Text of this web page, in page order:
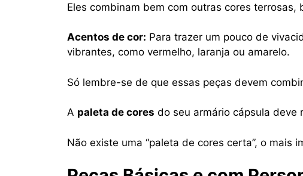
Eles combinam bem com outras cores
Acentos de cor: Para trazer um pouco de
vibrantes, como vermelho, laranja ou amarelo.
Só lembre-se de que essas peças devem
A paleta de cores do seu armário cápsula deve
Não existe uma “paleta de cores certa”, o